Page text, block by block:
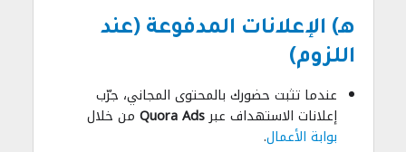
هـ) الإعلانات المدفوعة (عند
اللزوم)
عندما تثبت حضورك بالمحتوى المجاني، جرّب
إعلانات الاستهداف عبرQuora Ads من خلال
بوابة الأعمال.